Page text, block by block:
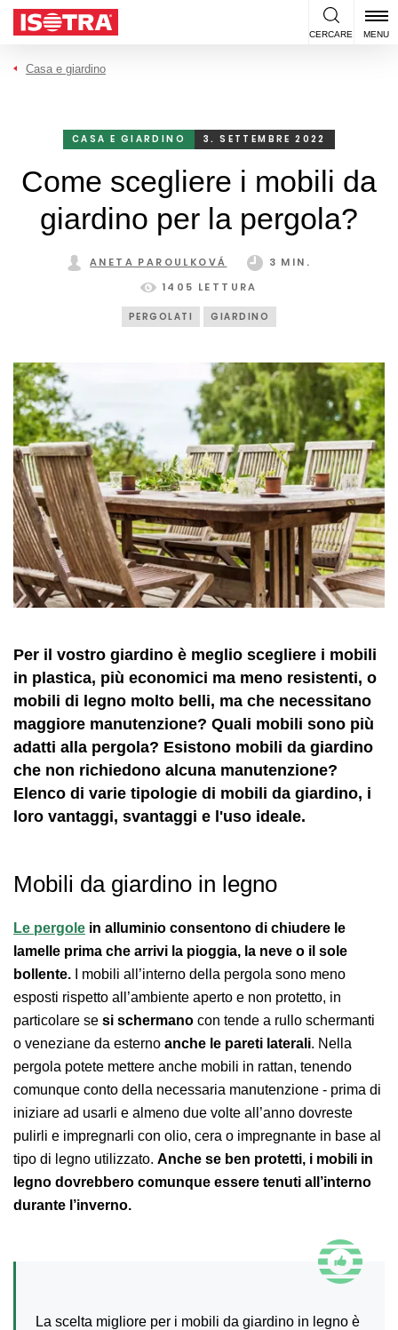
Vai al contenuto
CERCARE MENU
Casa e giardino
CASA E GIARDINO 3. SETTEMBRE 2022
Come scegliere i mobili da
giardino per la pergola?
ANETA PAROULKOVÁ
3 MIN.
1405 LETTURA
PERGOLATI GIARDINO
Per il vostro giardino è meglio scegliere i mobili
in plastica, più economici ma meno resistenti, o
mobili di legno molto belli, ma che necessitano
maggiore manutenzione? Quali mobili sono più
adatti alla pergola? Esistono mobili da giardino
che non richiedono alcuna manutenzione?
Elenco di varie tipologie di mobili da giardino, i
loro vantaggi, svantaggi e l'uso ideale.
Mobili da giardino in legno
Le pergole in alluminio consentono di chiudere le
lamelle prima che arrivi la pioggia, la neve o il sole
bollente. I mobili all’interno della pergola sono meno
esposti rispetto all’ambiente aperto e non protetto, in
particolare se si schermano con tende a rullo schermanti
o veneziane da esterno anche le pareti laterali. Nella
pergola potete mettere anche mobili in rattan, tenendo
comunque conto della necessaria manutenzione - prima di
iniziare ad usarli e almeno due volte all’anno dovreste
pulirli e impregnarli con olio, cera o impregnante in base al
tipo di legno utilizzato. Anche se ben protetti, i mobili in
legno dovrebbero comunque essere tenuti all’interno
durante l’inverno.
La scelta migliore per i mobili da giardino in legno è